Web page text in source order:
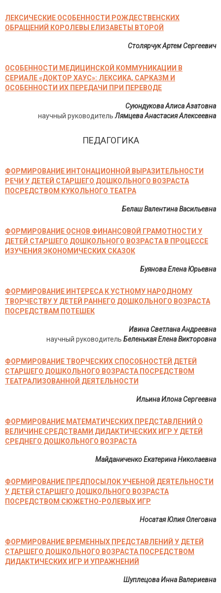
ЛЕКСИЧЕСКИЕ ОСОБЕННОСТИ РОЖДЕСТВЕНСКИХ
ОБРАЩЕНИЙ КОРОЛЕВЫ ЕЛИЗАВЕТЫ ВТОРОЙ
Столярчук Артем Сергеевич
ОСОБЕННОСТИ МЕДИЦИНСКОЙ КОММУНИКАЦИИ В
СЕРИАЛЕ «ДОКТОР ХАУС»: ЛЕКСИКА, САРКАЗМ И
ОСОБЕННОСТИ ИХ ПЕРЕДАЧИ ПРИ ПЕРЕВОДЕ
Суюндукова Алиса Азатовна
научный руководительЛямцева Анастасия Алексеевна
ПЕДАГОГИКА
ФОРМИРОВАНИЕ ИНТОНАЦИОННОЙ ВЫРАЗИТЕЛЬНОСТИ
РЕЧИ У ДЕТЕЙ СТАРШЕГО ДОШКОЛЬНОГО ВОЗРАСТА
ПОСРЕДСТВОМ КУКОЛЬНОГО ТЕАТРА
Белаш Валентина Васильевна
ФОРМИРОВАНИЕ ОСНОВ ФИНАНСОВОЙ ГРАМОТНОСТИ У
ДЕТЕЙ СТАРШЕГО ДОШКОЛЬНОГО ВОЗРАСТА В ПРОЦЕССЕ
ИЗУЧЕНИЯ ЭКОНОМИЧЕСКИХ СКАЗОК
Буянова Елена Юрьевна
ФОРМИРОВАНИЕ ИНТЕРЕСА К УСТНОМУ НАРОДНОМУ
ТВОРЧЕСТВУ У ДЕТЕЙ РАННЕГО ДОШКОЛЬНОГО ВОЗРАСТА
ПОСРЕДСТВАМ ПОТЕШЕК
Ивина Светлана Андреевна
научный руководитель Беленькая Елена Викторовна
ФОРМИРОВАНИЕ ТВОРЧЕСКИХ СПОСОБНОСТЕЙ ДЕТЕЙ
СТАРШЕГО ДОШКОЛЬНОГО ВОЗРАСТА ПОСРЕДСТВОМ
ТЕАТРАЛИЗОВАННОЙ ДЕЯТЕЛЬНОСТИ
Ильина Илона Сергеевна
ФОРМИРОВАНИЕ МАТЕМАТИЧЕСКИХ ПРЕДСТАВЛЕНИЙ О
ВЕЛИЧИНЕ СРЕДСТВАМИ ДИДАКТИЧЕСКИХ ИГР У ДЕТЕЙ
СРЕДНЕГО ДОШКОЛЬНОГО ВОЗРАСТА
Майданиченко Екатерина Николаевна
ФОРМИРОВАНИЕ ПРЕДПОСЫЛОК УЧЕБНОЙ ДЕЯТЕЛЬНОСТИ
У ДЕТЕЙ СТАРШЕГО ДОШКОЛЬНОГО ВОЗРАСТА
ПОСРЕДСТВОМ СЮЖЕТНО-РОЛЕВЫХ ИГР
Носатая Юлия Олеговна
ФОРМИРОВАНИЕ ВРЕМЕННЫХ ПРЕДСТАВЛЕНИЙ У ДЕТЕЙ
СТАРШЕГО ДОШКОЛЬНОГО ВОЗРАСТА ПОСРЕДСТВОМ
ДИДАКТИЧЕСКИХ ИГР И УПРАЖНЕНИЙ
Шуплецова Инна Валериевна